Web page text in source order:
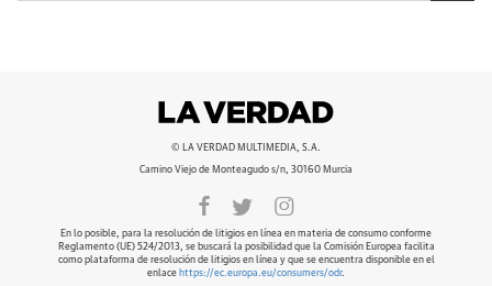
© LA VERDAD MULTIMEDIA, S.A.
Camino Viejo de Monteagudo s/n, 30160 Murcia
En lo posible, para la resolución de litigios en línea en materia de consumo conforme
Reglamento (UE) 524/2013, se buscará la posibilidad que la Comisión Europea facilita
como plataforma de resolución de litigios en línea y que se encuentra disponible en el
enlace https://ec.europa.eu/consumers/odr.